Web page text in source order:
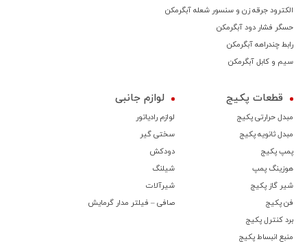
الکترود جرقه زن و سنسور شعله آبگرمکن
حسگر فشار دود آبگرمکن
رابط چندراهه آبگرمکن
سیم و کابل آبگرمکن
قطعات پکیج
مبدل حرارتی پکیج
مبدل ثانویه پکیج
پمپ پکیج
هوزینگ پمپ
شیر گاز پکیج
فن پکیج
برد کنترل پکیج
منبع انبساط پکیج
لوازم جانبی
لوازم رادیاتور
سختی گیر
دودکش
شیلنگ
شیرآلات
صافی – فیلتر مدار گرمایش